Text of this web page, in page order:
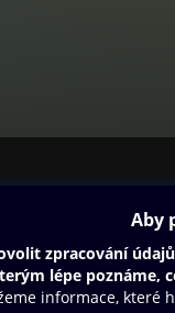
Dárkový poukaz
Nápověda